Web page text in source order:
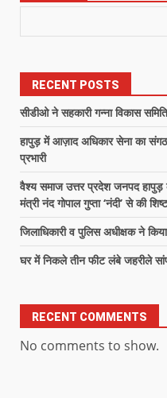
RECENT POSTS
सीडीओ ने सहकारी गन्ना विकास
हापुड़ में आज़ाद अधिकार सेना का
प्रभारी
वैश्य समाज उत्तर प्रदेश जनपद
मंत्री नंद गोपाल गुप्ता ‘नंदी’ से की
जिलाधिकारी व पुलिस अधीक्षक ने
घर में निकले तीन फीट लंबे जहरीले
RECENT COMMENTS
No comments to show.